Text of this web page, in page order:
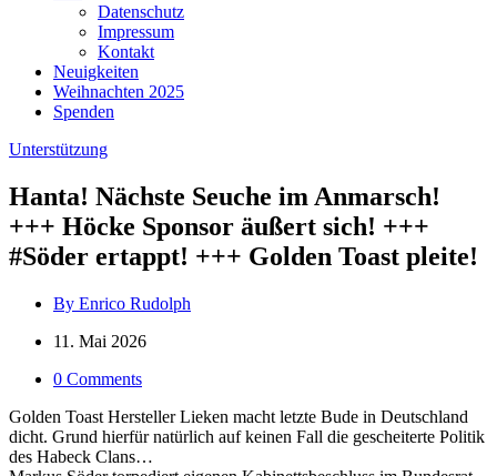
Datenschutz
Impressum
Kontakt
Neuigkeiten
Weihnachten 2025
Spenden
Unterstützung
Hanta! Nächste Seuche im Anmarsch!
+++ Höcke Sponsor äußert sich! +++
#Söder ertappt! +++ Golden Toast pleite!
By Enrico Rudolph
11. Mai 2026
0 Comments
Golden Toast Hersteller Lieken macht letzte Bude in Deutschland
dicht. Grund hierfür natürlich auf keinen Fall die gescheiterte Politik
des Habeck Clans…